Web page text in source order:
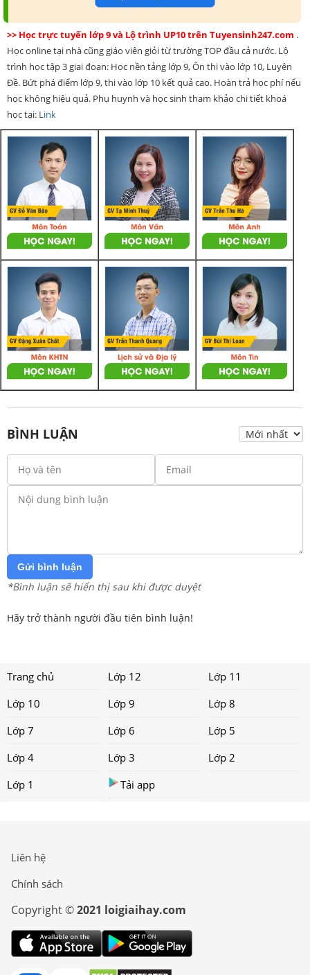
>> Học trực tuyến lớp 9 và Lộ trình UP10 trên Tuyensinh247.com .
Học online tại nhà cũng giáo viên giỏi từ trường TOP đầu cả nước. Lộ
trình học tập 3 giai đoạn: Học nền tảng lớp 9, Ôn thi vào lớp 10, Luyện
Đề. Bứt phá điểm lớp 9, thi vào lớp 10 kết quả cao. Hoàn trả học phí nếu
học không hiệu quả. Phụ huynh và học sinh tham khảo chi tiết khoá
học tại: Link
BÌNH LUẬN
Gửi bình luận
*Bình luận sẽ hiển thị sau khi được duyệt
Hãy trở thành người đầu tiên bình luận!
Trang chủ Lớp 12
Lớp 11
Lớp 10
Lớp 9
Lớp 8
Lớp 7
Lớp 6
Lớp 5
Lớp 4
Lớp 3
Lớp 2
Lớp 1
Tải app
Liên hệ
Chính sách
Copyright ©2021 loigiaihay.com